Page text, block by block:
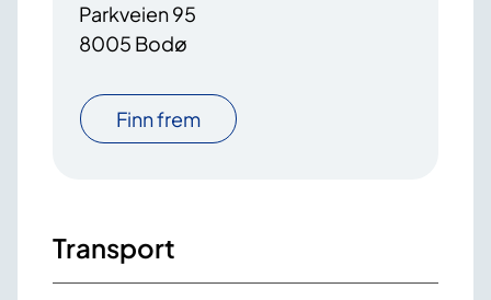
Parkveien 95
8005 Bodø
Finn frem
Transport